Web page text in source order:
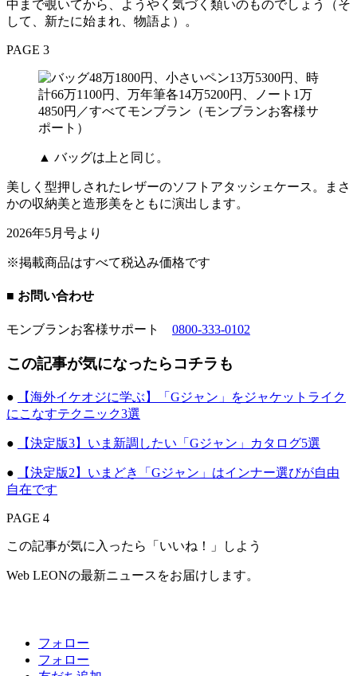
中まで覗いてから、ようやく気づく類いのものでしょう（そ
して、新たに始まれ、物語よ）。
PAGE 3
▲ バッグは上と同じ。
美しく型押しされたレザーのソフトアタッシェケース。まさ
かの収納美と造形美をともに演出します。
2026年5月号より
※掲載商品はすべて税込み価格です
■ お問い合わせ
モンブランお客様サポート 0800-333-0102
この記事が気になったらコチラも
●
【海外イケオジに学ぶ】「Gジャン」をジャケットライク
にこなすテクニック3選
● 【決定版3】いま新調したい「Gジャン」カタログ5選
●
【決定版2】いまどき「Gジャン」はインナー選びが自由
自在です
PAGE 4
この記事が気に入ったら「いいね！」しよう
Web LEONの最新ニュースをお届けします。
フォロー
フォロー